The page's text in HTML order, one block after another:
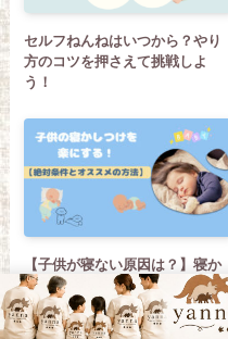
セルフねんねはいつから？やり
方のコツを押さえて挑戦しよ
う！
【子供が寝ない原因は？】寝か
しつけのコツとおすすめの方法
まとめ！寝やすい条件とポイン
トを押さえよう